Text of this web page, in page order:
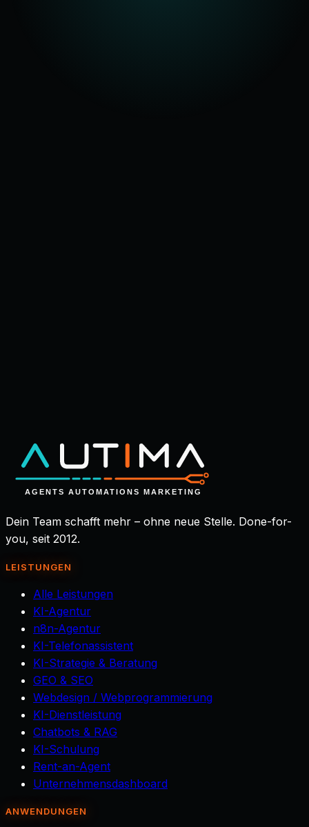
Erstgespräch buchen →
Dein Team schafft mehr – ohne neue Stelle. Done-for-
you, seit 2012.
LEISTUNGEN
Alle Leistungen
KI-Agentur
n8n-Agentur
KI-Telefonassistent
KI-Strategie & Beratung
GEO & SEO
Webdesign / Webprogrammierung
KI-Dienstleistung
Chatbots & RAG
KI-Schulung
Rent-an-Agent
Unternehmensdashboard
ANWENDUNGEN